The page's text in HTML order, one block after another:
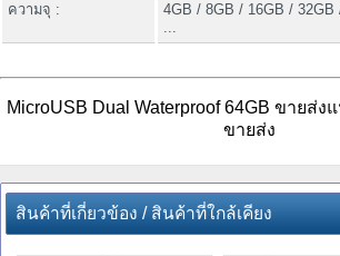
ความจุ :
4GB / 8GB / 16GB / 32GB
...
MicroUSB Dual Waterproof 64GB ขายส่ง
ขายส่ง
สินค้าที่เกี่ยวข้อง / สินค้าที่ใกล้เคียง